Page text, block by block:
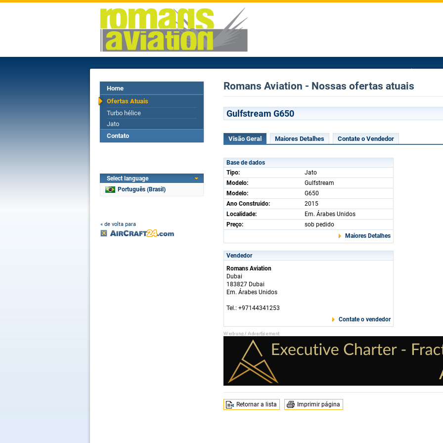
Home
Ofertas Atuais
Turbo hélice
Jato
Contato
Select language
Português (Brasil)
« de volta para
Romans Aviation - Nossas ofertas atuais
Gulfstream G650
Visão Geral Maiores Detalhes Contate o Vendedor
Base de dados
Tipo:
Jato
Modelo:
Gulfstream
Modelo:
G650
Ano Construido:
2015
Localidade:
Em. Árabes Unidos
Preço:
sob pedido
Maiores Detalhes
Vendedor
Romans Aviation
Dubai
183827 Dubai
Em. Árabes Unidos
Tel.: +97144341253
Contate o vendedor
Retornar a lista Imprimir página